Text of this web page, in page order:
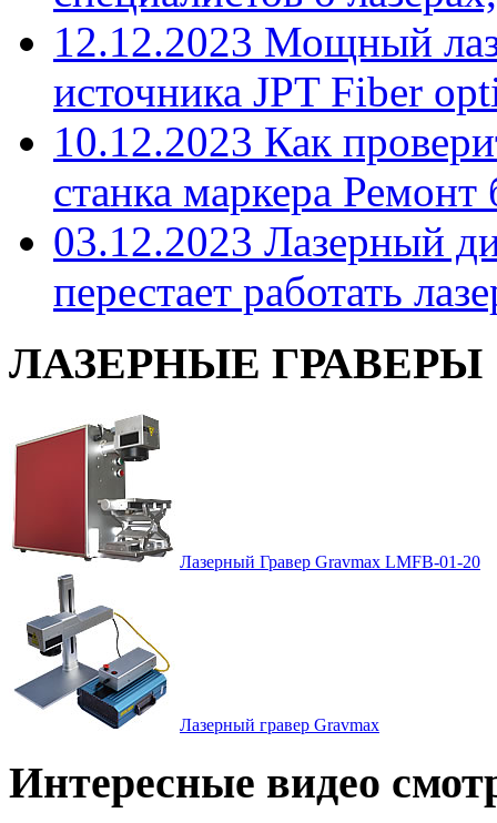
12.12.2023 Мощный
источника JPT Fiber
10.12.2023 Как
станка маркера Ремонт
03.12.2023 Лазерный
перестает работать
ЛАЗЕРНЫЕ ГРАВЕРЫ
Лазерный Гравер Gravmax LMFВ-01-20
Лазерный гравер Gravmax
Интересные видео